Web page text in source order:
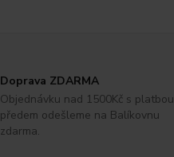
Doprava ZDARMA
Objednávku nad 1500Kč s platbou
předem odešleme na Balíkovnu
zdarma.